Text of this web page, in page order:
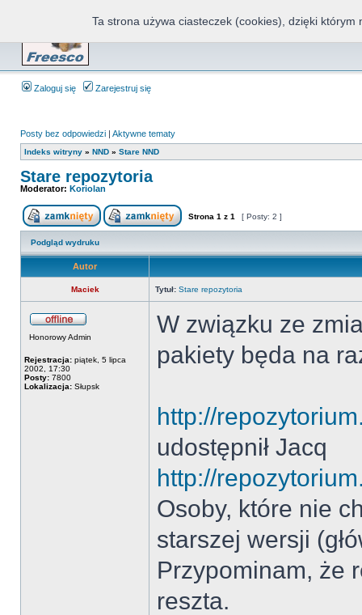
Zaloguj się Zarejestruj się
Posty bez odpowiedzi | Aktywne tematy
Indeks witryny » NND » Stare NND
Stare repozytoria
Moderator: Koriolan
Strona 1 z 1 [ Posty: 2 ]
Podgląd wydruku
Autor
Maciek Tytuł: Stare repozytoria
Honorowy Admin
Rejestracja: piątek, 5 lipca
2002, 17:30
Posty: 7800
Lokalizacja: Słupsk
W związku ze
pakiety będa na
http://
udostępnił Jacq
http://
Osoby, które nie
starszej wersji
Przypominam, że
reszta.
Ta strona używa ciasteczek (cookies), dzięki którym